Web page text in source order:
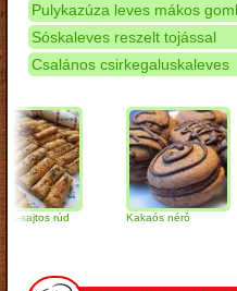
Pulykazúza leves mákos
Sóskaleves reszelt tojással
Csalános csirkegaluskaleves
rúd Kakaós néró